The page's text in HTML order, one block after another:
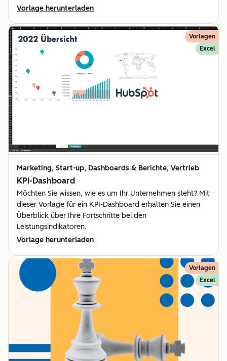
Vorlage herunterladen
Vorlagen
Excel
Marketing, Start-up, Dashboards & Berichte, Vertrieb
KPI-Dashboard
Möchten Sie wissen, wie es um Ihr Unternehmen steht? Mit
dieser Vorlage für ein KPI-Dashboard erhalten Sie einen
Überblick über Ihre Fortschritte bei den
Leistungsindikatoren.
Vorlage herunterladen
Vorlagen
Excel